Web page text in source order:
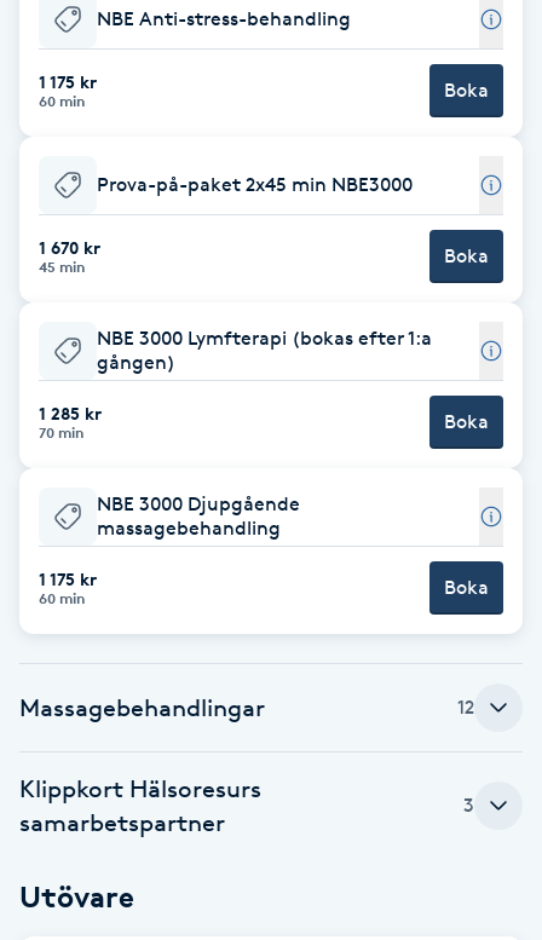
Babylights
Balayage
Bambumassage
Barber
Barnklippning
BIAB
Bottenfärg
Brynformning
Brynplockning
Bröllopsuppsättning
C
Celluliter
NBE Anti-stress-behandling
1 175 kr
60 min Boka
Prova-på-paket 2x45 min NBE3000
1 670 kr
45 min Boka
NBE 3000 Lymfterapi (bokas efter 1:a
gången)
1 285 kr
70 min Boka
NBE 3000 Djupgående
massagebehandling
1 175 kr
60 min Boka
Massagebehandlingar 12
Klippkort Hälsoresurs
samarbetspartner
3
Utövare